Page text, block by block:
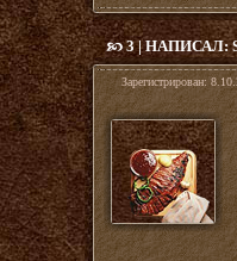
3 | НАПИСАЛ:
Зарегистрирован: